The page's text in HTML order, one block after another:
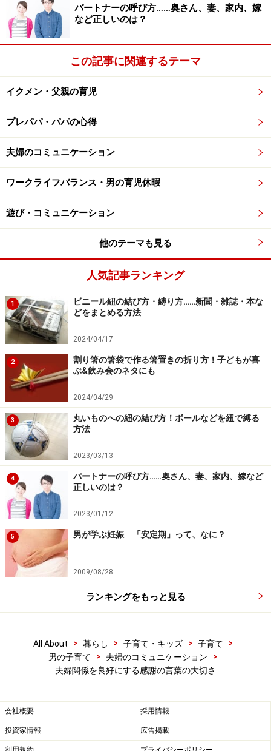
妻の不在時にはいつも事件が起きます。今回は……？
その日、いつも通り子供二人を寝かしつけていたら、寝
落ちしてしまった私。
「パパー、おしっこ！」
た。
眠い目をこすりながら、先にトイレに行って電気を付け
て待つこと数十秒。ところが、一向に次男が現れませ
ん。
寝室に見に行くと、そこには驚くべき光景が。小便小僧
さながら、パンツを降ろして構えている次男がいたので
「待て～～～～、早まるなぁぁぁぁぁぁ！！！！」
驚いて叫んでも、時すでに遅し。先端から布団に向け
て、じょじょじょじょじょーと放出が始まる瞬間でし
た。とっさに両手で受け止めるも、何の意味もなさず。
瞬時にいろいろな思考が頭を巡ります。
これ、移動させても被害が広がるだけだよね。その位置
だと、敷布団も掛布団も毛布も全滅だよね。しかもそ
れ、よりによってママの布団だよね。明日は雨で、布団
干せないよね。シーツの洗濯物も大量に発生するよね……
気分が落ちていく私のことなど気にも留めず、すべて出
し切った次男くん。おもむろに服を脱ぎ捨て、全裸で気
持ちよさそうに眠りに落ちたのでした。
おい！ こっちはどん底なのに、なんだその大仏みたい
それから大仏さんに服を着せ、シーツを全部はがして洗
濯し、流しで布団をバシャバシャ洗って、除菌スプレー
時間がかかったことか。
それなのに、翌朝次男に事件の顛末を話したら、まった
パートナーの呼び方……奥さん、妻、家内、嫁
など正しいのは？
この記事に関連するテーマ
イクメン・父親の育児
プレパパ・パパの心得
夫婦のコミュニケーション
ワークライフバランス・男の育児休暇
遊び・コミュニケーション
他のテーマも見る
人気記事ランキング
1
ビニール紐の結び方・縛り方……新聞・雑誌・本な
どをまとめる方法
2024/04/17
2
割り箸の箸袋で作る箸置きの折り方！子どもが喜
ぶ&飲み会のネタにも
2024/04/29
3
丸いものへの紐の結び方！ボールなどを紐で縛る
方法
2023/03/13
4
パートナーの呼び方……奥さん、妻、家内、嫁など
正しいのは？
2023/01/12
5 男が学ぶ妊娠 「安定期」って、なに？
2009/08/28
ランキングをもっと見る
All About > 暮らし > 子育て・キッズ > 子育て
>
男の子育て
> 夫婦のコミュニケーション
>
夫婦関係を良好にする感謝の言葉の大切さ
会社概要 採用情報
投資家情報 広告掲載